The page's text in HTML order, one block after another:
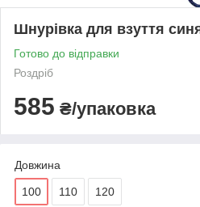
Шнурівка для взуття
Готово до відправки
Роздріб
585 ₴/упаковка
Довжина
100 110 120